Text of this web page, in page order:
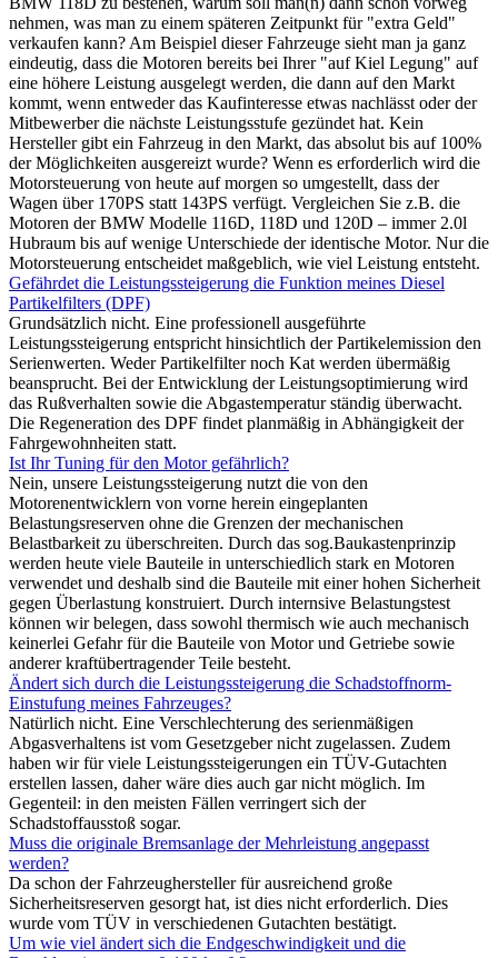
nehmen, was man zu einem späteren Zeitpunkt für "extra Geld"
verkaufen kann? Am Beispiel dieser Fahrzeuge sieht man ja ganz
eindeutig, dass die Motoren bereits bei Ihrer "auf Kiel Legung" auf
eine höhere Leistung ausgelegt werden, die dann auf den Markt
kommt, wenn entweder das Kaufinteresse etwas nachlässt oder der
Mitbewerber die nächste Leistungsstufe gezündet hat. Kein
Hersteller gibt ein Fahrzeug in den Markt, das absolut bis auf 100%
der Möglichkeiten ausgereizt wurde? Wenn es erforderlich wird die
Motorsteuerung von heute auf morgen so umgestellt, dass der
Wagen über 170PS statt 143PS verfügt. Vergleichen Sie z.B. die
Motoren der BMW Modelle 116D, 118D und 120D – immer 2.0l
Hubraum bis auf wenige Unterschiede der identische Motor. Nur die
Motorsteuerung entscheidet maßgeblich, wie viel Leistung entsteht.
Gefährdet die Leistungssteigerung die Funktion meines Diesel
Partikelfilters (DPF)
Grundsätzlich nicht. Eine professionell ausgeführte
Leistungssteigerung entspricht hinsichtlich der Partikelemission den
Serienwerten. Weder Partikelfilter noch Kat werden übermäßig
beansprucht. Bei der Entwicklung der Leistungsoptimierung wird
das Rußverhalten sowie die Abgastemperatur ständig überwacht.
Die Regeneration des DPF findet planmäßig in Abhängigkeit der
Fahrgewohnheiten statt.
Ist Ihr Tuning für den Motor gefährlich?
Nein, unsere Leistungssteigerung nutzt die von den
Motorenentwicklern von vorne herein eingeplanten
Belastungsreserven ohne die Grenzen der mechanischen
Belastbarkeit zu überschreiten. Durch das sog.Baukastenprinzip
werden heute viele Bauteile in unterschiedlich stark en Motoren
verwendet und deshalb sind die Bauteile mit einer hohen Sicherheit
gegen Überlastung konstruiert. Durch internsive Belastungstest
können wir belegen, dass sowohl thermisch wie auch mechanisch
keinerlei Gefahr für die Bauteile von Motor und Getriebe sowie
anderer kraftübertragender Teile besteht.
Ändert sich durch die Leistungssteigerung die Schadstoffnorm-
Einstufung meines Fahrzeuges?
Natürlich nicht. Eine Verschlechterung des serienmäßigen
Abgasverhaltens ist vom Gesetzgeber nicht zugelassen. Zudem
haben wir für viele Leistungssteigerungen ein TÜV-Gutachten
erstellen lassen, daher wäre dies auch gar nicht möglich. Im
Gegenteil: in den meisten Fällen verringert sich der
Schadstoffausstoß sogar.
Muss die originale Bremsanlage der Mehrleistung angepasst
werden?
Da schon der Fahrzeughersteller für ausreichend große
Sicherheitsreserven gesorgt hat, ist dies nicht erforderlich. Dies
wurde vom TÜV in verschiedenen Gutachten bestätigt.
Um wie viel ändert sich die Endgeschwindigkeit und die